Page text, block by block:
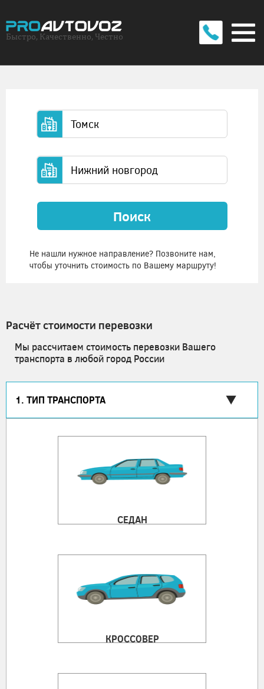
Быстро, Качественно, Честно
Поиск
Не нашли нужное направление? Позвоните нам,
чтобы уточнить стоимость по Вашему маршруту!
Расчёт стоимости перевозки
Мы рассчитаем стоимость перевозки Вашего
транспорта в любой город России
1. ТИП ТРАНСПОРТА
СЕДАН
КРОССОВЕР